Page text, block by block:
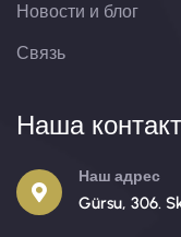
Новости и блог
Связь
Наша
Наш адрес
Gürsu, 306.